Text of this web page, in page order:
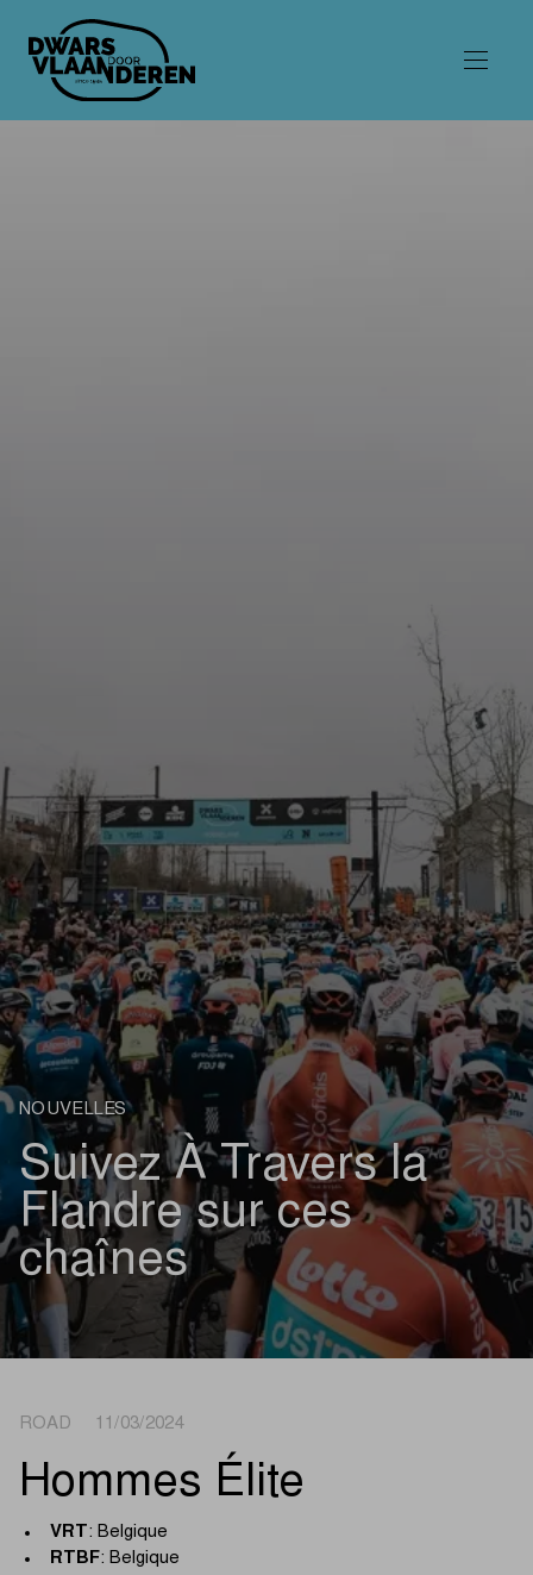
NOUVELLES
Suivez À Travers la
Flandre sur ces
chaînes
ROAD 11/03/2024
Hommes Élite
VRT : Belgique
RTBF: Belgique